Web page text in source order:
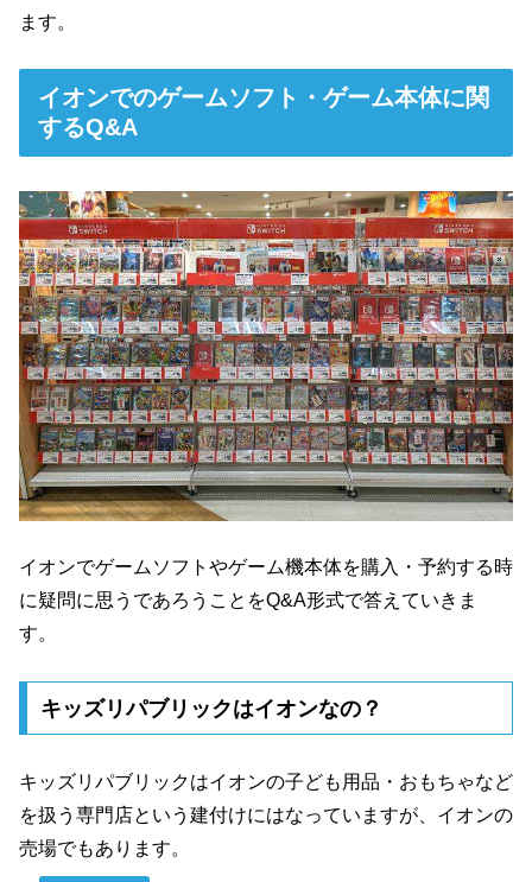
ます。
イオンでのゲームソフト・ゲーム本体に関
するQ&A
イオンでゲームソフトやゲーム機本体を購入・予約する時
に疑問に思うであろうことをQ&A形式で答えていきま
す。
キッズリパブリックはイオンなの？
キッズリパブリックはイオンの子ども用品・おもちゃなど
を扱う専門店という建付けにはなっていますが、イオンの
売場でもあります。